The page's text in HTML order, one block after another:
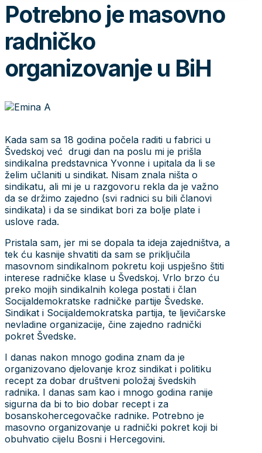
Potrebno je masovno
radničko
organizovanje u BiH
Kada sam sa 18 godina počela raditi u fabrici u
Švedskoj već drugi dan na poslu mi je prišla
sindikalna predstavnica Yvonne i upitala da li se
želim učlaniti u sindikat. Nisam znala ništa o
sindikatu, ali mi je u razgovoru rekla da je važno
da se držimo zajedno (svi radnici su bili članovi
sindikata) i da se sindikat bori za bolje plate i
uslove rada.
Pristala sam, jer mi se dopala ta ideja zajedništva, a
tek ću kasnije shvatiti da sam se priključila
masovnom sindikalnom pokretu koji uspješno štiti
interese radničke klase u Švedskoj. Vrlo brzo ću
preko mojih sindikalnih kolega postati i član
Socijaldemokratske radničke partije Švedske.
Sindikat i Socijaldemokratska partija, te ljevičarske
nevladine organizacije, čine zajedno radnički
pokret Švedske.
I danas nakon mnogo godina znam da je
organizovano djelovanje kroz sindikat i politiku
recept za dobar društveni položaj švedskih
radnika. I danas sam kao i mnogo godina ranije
sigurna da bi to bio dobar recept i za
bosanskohercegovačke radnike. Potrebno je
masovno organizovanje u radnički pokret koji bi
obuhvatio cijelu Bosni i Hercegovini.